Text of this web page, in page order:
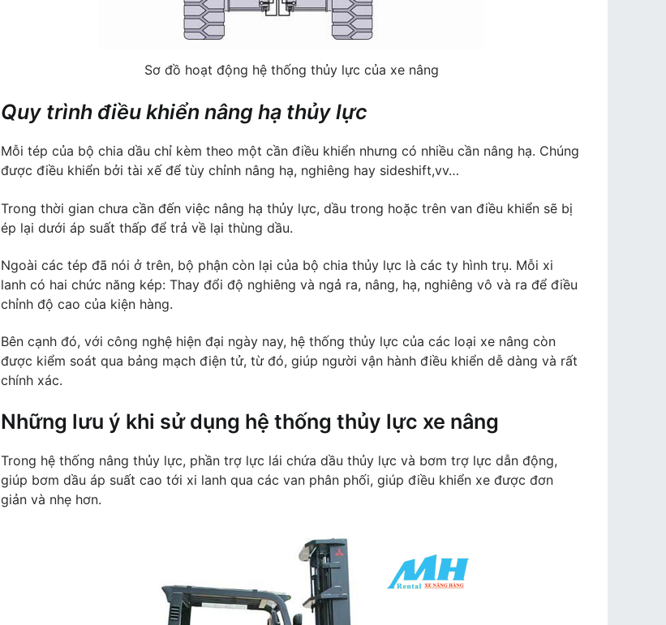
Sơ đồ hoạt động hệ thống thủy lực của xe nâng
Quy trình điều khiển nâng hạ thủy lực
Mỗi tép của bộ chia dầu chỉ kèm theo một cần điều khiển nhưng có nhiều cần nâng hạ. Chúng
được điều khiển bởi tài xế để tùy chỉnh nâng hạ, nghiêng hay sideshift,vv…
Trong thời gian chưa cần đến việc nâng hạ thủy lực, dầu trong hoặc trên van điều khiển sẽ bị
ép lại dưới áp suất thấp để trả về lại thùng dầu.
Ngoài các tép đã nói ở trên, bộ phận còn lại của bộ chia thủy lực là các ty hình trụ. Mỗi xi
lanh có hai chức năng kép: Thay đổi độ nghiêng và ngả ra, nâng, hạ, nghiêng vô và ra để điều
chỉnh độ cao của kiện hàng.
Bên cạnh đó, với công nghệ hiện đại ngày nay, hệ thống thủy lực của các loại xe nâng còn
được kiểm soát qua bảng mạch điện tử, từ đó, giúp người vận hành điều khiển dễ dàng và rất
chính xác.
Những lưu ý khi sử dụng hệ thống thủy lực xe nâng
Trong hệ thống nâng thủy lực, phần trợ lực lái chứa dầu thủy lực và bơm trợ lực dẫn động,
giúp bơm dầu áp suất cao tới xi lanh qua các van phân phối, giúp điều khiển xe được đơn
giản và nhẹ hơn.